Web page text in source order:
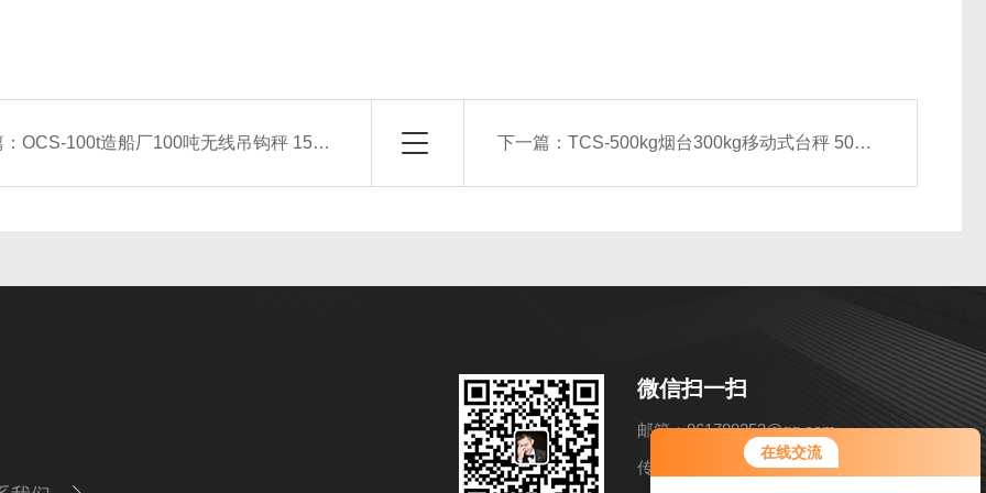
在线交流
：OCS-100t造船厂100吨无线吊钩秤 150t大吨位电子吊秤 下一篇： TCS-500kg烟台300kg移动式台秤 500KG带轮子移动磅秤
微信扫一扫
邮箱：861788253@qq.com
传真：86-021-57858216